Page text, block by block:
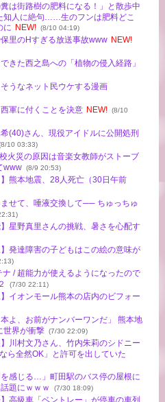
は街路樹の肥料になる！」と散歩中
知人に絶句……生のフンは肥料どこ
に NEW! (8/10 04:19)
里のHすぎる放送事故www NEW!
きた西之島への「植物の侵入経路」
うなネット民ウケする漫画
軍に付くことを決意 NEW! (8/10
(40)さん、現役アイドルに公開処刑
10 03:33)
火災の原因は音楽女教師がストーブ
www (8/9 20:53)
熊本地震、28人死亡（30日午前
せて、唾液交換して── ちゅっちゅ
星野真里さんの挑戦、暑さを心配す
発達障害の子どもはこの絵の意味が
/ 超能力が使えるようになったので
(7/30 22:11)
イオンモール熊本の店内のビフォー
よ、お前がナンバーワンだ」 熊本地
世界が衝撃 (7/30 22:09)
川村文乃さん、竹内朱莉のシドニー
ら全然OK」と許可を出していた
感じる…」町田駅のバス停の屋根に
題にｗｗｗ
(7/30 18:09)